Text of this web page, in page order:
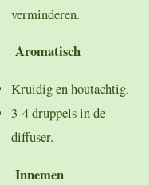
verminderen.
Aromatisch
Kruidig en houtachtig.
3-4 druppels in de
diffuser.
Innemen